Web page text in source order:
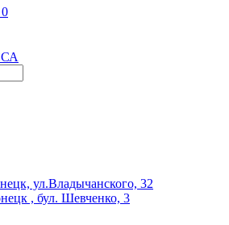
0
ул.Владычанского, 32
, бул. Шевченко, 3